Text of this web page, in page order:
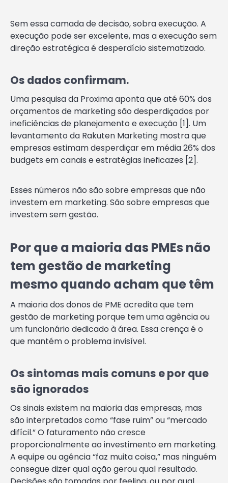
Sem essa camada de decisão, sobra execução. A
execução pode ser excelente, mas a execução sem
direção estratégica é desperdício sistematizado.
Os dados confirmam.
Uma pesquisa da Proxima aponta que até 60% dos
orçamentos de marketing são desperdiçados por
ineficiências de planejamento e execução [1]. Um
levantamento da Rakuten Marketing mostra que
empresas estimam desperdiçar em média 26% dos
budgets em canais e estratégias ineficazes [2].
Esses números não são sobre empresas que não
investem em marketing. São sobre empresas que
investem sem gestão.
Por que a maioria das PMEs não
tem gestão de marketing
mesmo quando acham que têm
A maioria dos donos de PME acredita que tem
gestão de marketing porque tem uma agência ou
um funcionário dedicado à área. Essa crença é o
que mantém o problema invisível.
Os sintomas mais comuns e por que
são ignorados
Os sinais existem na maioria das empresas, mas
são interpretados como “fase ruim” ou “mercado
difícil.” O faturamento não cresce
proporcionalmente ao investimento em marketing.
A equipe ou agência “faz muita coisa,” mas ninguém
consegue dizer qual ação gerou qual resultado.